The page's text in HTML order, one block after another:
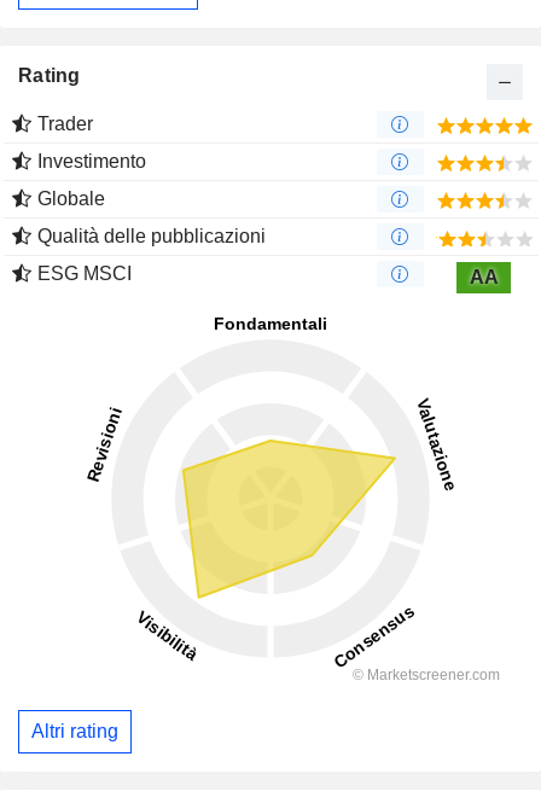
Rating
Trader
Investimento
Globale
Qualità delle pubblicazioni
ESG MSCI
AA
Altri rating